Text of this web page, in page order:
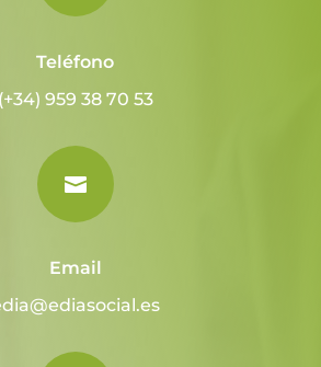
Teléfono
(+34) 959 38 70 53

Email